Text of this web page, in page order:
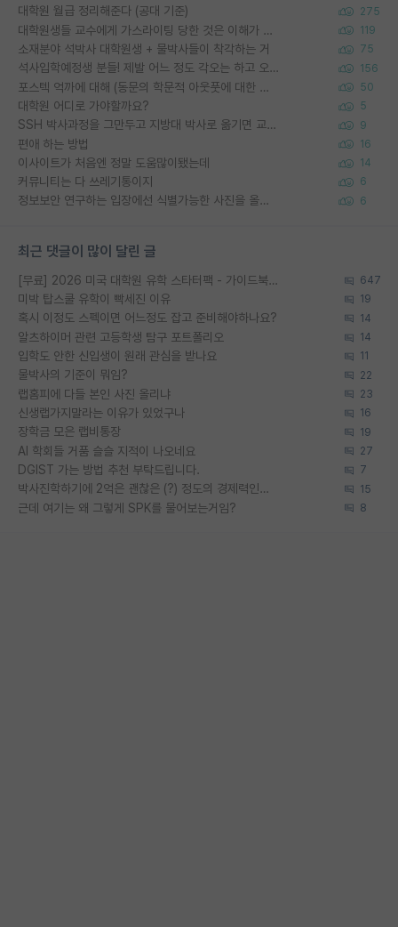
대학원 월급 정리해준다 (공대 기준) 275
대학원생들 교수에게 가스라이팅 당한 것은 이해가 갑니다. 안타깝네요. 119
소재분야 석박사 대학원생 + 물박사들이 착각하는 거 75
석사입학예정생 분들! 제발 어느 정도 각오는 하고 오세요. 156
포스텍 억까에 대해 (동문의 학문적 아웃풋에 대한 반박) 50
대학원 어디로 가야할까요? 5
SSH 박사과정을 그만두고 지방대 박사로 옮기면 교수의 꿈은 끝일까요? 9
편애 하는 방법 16
이사이트가 처음엔 정말 도움많이됐는데 14
커뮤니티는 다 쓰레기통이지 6
정보보안 연구하는 입장에선 식별가능한 사진을 올리는건 비추이긴함 6
최근 댓글이 많이 달린 글
[무료] 2026 미국 대학원 유학 스타터팩 - 가이드북 & 합격자 컨택메일 템플릿 647
미박 탑스쿨 유학이 빡세진 이유 19
혹시 이정도 스펙이면 어느정도 잡고 준비해야하나요? 14
알츠하이머 관련 고등학생 탐구 포트폴리오 14
입학도 안한 신입생이 원래 관심을 받나요 11
물박사의 기준이 뭐임? 22
랩홈피에 다들 본인 사진 올리냐 23
신생랩가지말라는 이유가 있었구나 16
장학금 모은 랩비통장 19
AI 학회들 거품 슬슬 지적이 나오네요 27
DGIST 가는 방법 추천 부탁드립니다. 7
박사진학하기에 2억은 괜찮은 (?) 정도의 경제력인가요 15
근데 여기는 왜 그렇게 SPK를 물어보는거임? 8